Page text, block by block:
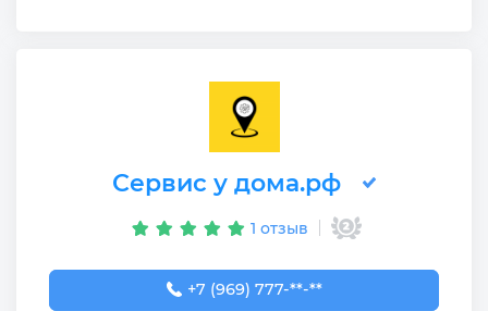
Сервис у дома.рф
1 отзыв
+7 (969) 777-50-55
+7 (969) 777-**-**